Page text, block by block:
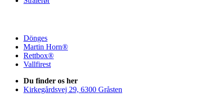
Dönges
Martin Horn®
Rettbox®
Vallfirest
Du finder os her
Kirkegårdsvej 29, 6300 Gråsten